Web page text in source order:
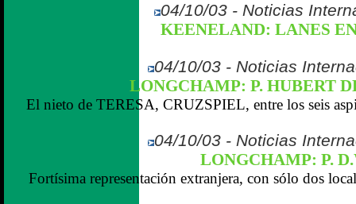
04/10/03 - Noticias
KEENELAND: LANES
04/10/03 - Noticias
LONGCHAMP: P. HUBERT
El nieto de TERESA, CRUZSPIEL, entre los seis
04/10/03 - Noticias
LONGCHAMP: P.
Fortísima representación extranjera, con sólo dos